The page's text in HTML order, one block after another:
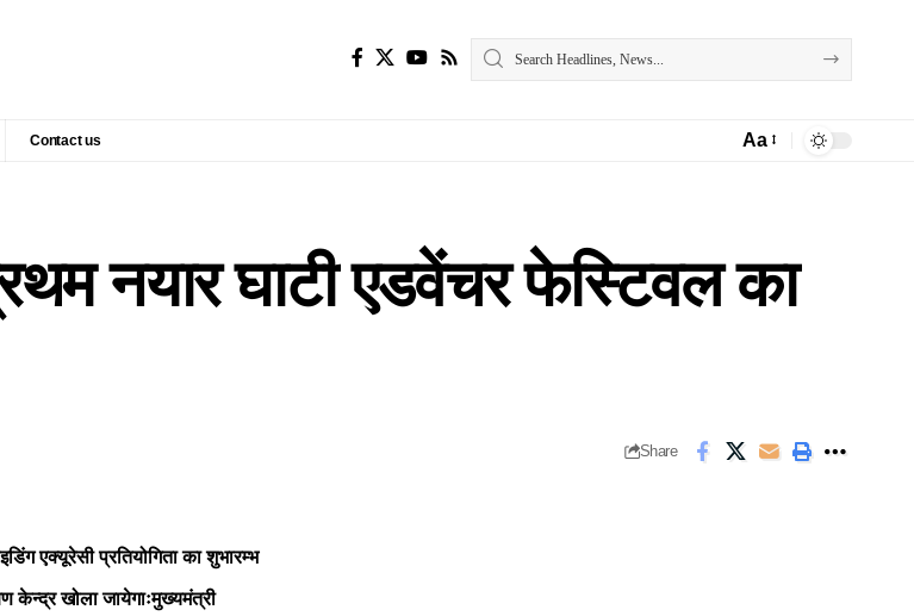
Contact us Aa
नयार घाटी एडवेंचर फेस्टिवल का
Share
एक्यूरेसी प्रतियोगिता का शुभारम्भ
केन्द्र खोला जायेगाःमुख्यमंत्री